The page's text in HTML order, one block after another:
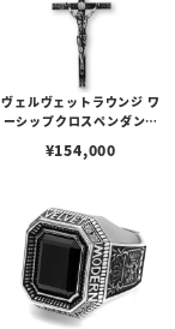
ヴェルヴェットラウンジ ワ
ーシップクロスペンダント
¥154,000